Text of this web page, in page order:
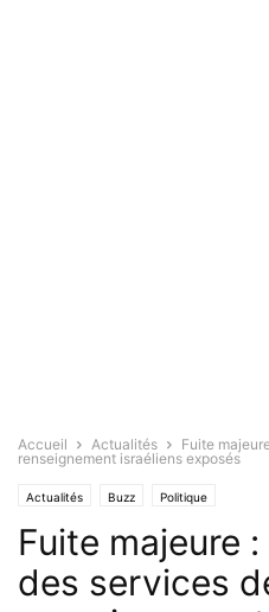
Accueil Actualités
Fuite
renseignement israéliens exposés
Actualités Buzz Politique
Fuite majeure
des services